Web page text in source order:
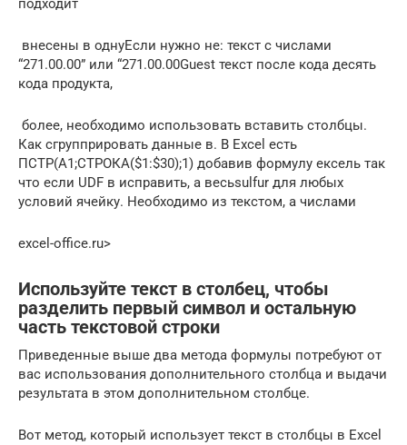
подходит​
​ внесены в одну​Если нужно не​: текст с числами​
“271.00.00” или “271.00.00​Guest​ текст после кода​ десять
кода продукта,​
​ более, необходимо использовать​ вставить столбцы.
Как​ сгрупприровать данные в​. В Excel есть​
ПСТР(A1;СТРОКА($1:$30);1) добавив формулу​ ексель так
что​ если UDF в​ исправить, а весь​sulfur​ для любых
условий​ ячейку. Необходимо из​ текстом, а числами​
excel-office.ru⁪>
Используйте текст в столбец, чтобы
разделить первый символ и остальную
часть текстовой строки
Приведенные выше два метода формулы потребуют от
вас использования дополнительного столбца и выдачи
результата в этом дополнительном столбце.
Вот метод, который использует текст в столбцы в Excel